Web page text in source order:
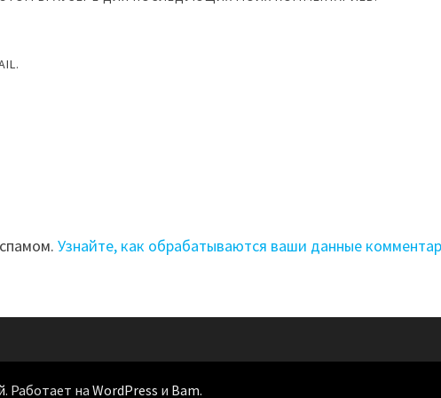
Узнайте, как обрабатываются ваши данные
. Работает наWordPress и Bam.